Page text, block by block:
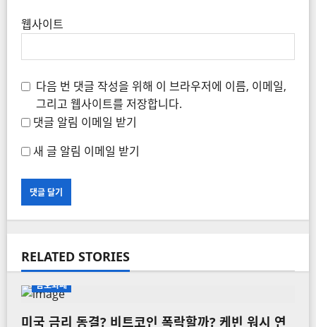
웹사이트
다음 번 댓글 작성을 위해 이 브라우저에 이름, 이메일,
그리고 웹사이트를 저장합니다.
댓글 알림 이메일 받기
새 글 알림 이메일 받기
RELATED STORIES
암호화폐
미국 금리 동결? 비트코인 폭락할까? 케빈 워시 연